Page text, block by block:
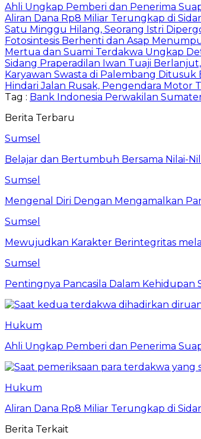
Ahli Ungkap Pemberi dan Penerima
Aliran Dana Rp8 Miliar Terungkap di
Satu Minggu Hilang, Seorang Istri
Fotosintesis Berhenti dan Asap
Mertua dan Suami Terdakwa Ungkap
Sidang Praperadilan Iwan Tuaji
Karyawan Swasta di Palembang Ditusuk
Hindari Jalan Rusak, Pengendara Motor
Tag : Bank Indonesia Perwakilan
Berita Terbaru
Sumsel
Belajar dan Bertumbuh Bersama Nilai-
Sumsel
Mengenal Diri Dengan Mengamalkan
Sumsel
Mewujudkan Karakter Berintegritas
Sumsel
Pentingnya Pancasila Dalam Kehidupan
Hukum
Ahli Ungkap Pemberi dan Penerima
Hukum
Aliran Dana Rp8 Miliar Terungkap di
Berita Terkait